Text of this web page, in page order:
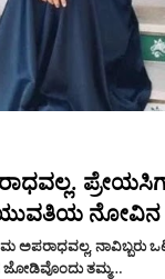
ಯುವತಿಯ
ನಾವಿಬ್ಬರು
ತಮ್ಮ…